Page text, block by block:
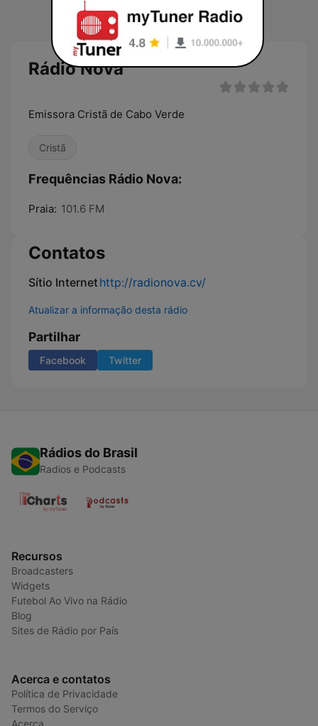
Rádio Nova
Emissora Cristã de Cabo Verde
Cristã
Frequências Rádio Nova:
Praia: 101.6 FM
Contatos
Sítio Internethttp://radionova.cv/
Atualizar a informação desta rádio
Partilhar
Facebook Twitter
Rádios do Brasil
Radios e Podcasts
Recursos
Broadcasters
Widgets
Futebol Ao Vivo na Rádio
Blog
Sites de Rádio por País
Acerca e contatos
Política de Privacidade
Termos do Serviço
Acerca